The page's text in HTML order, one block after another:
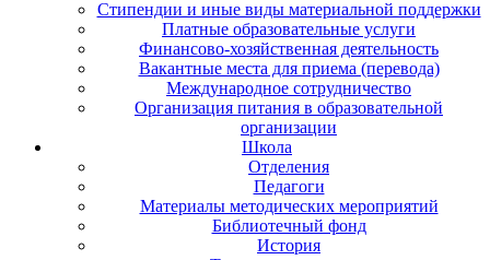
Стипендии и иные виды материальной поддержки
Платные образовательные услуги
Финансово-хозяйственная деятельность
Вакантные места для приема (перевода)
Международное сотрудничество
Организация питания в образовательной
организации
Школа
Отделения
Педагоги
Материалы методических мероприятий
Библиотечный фонд
История